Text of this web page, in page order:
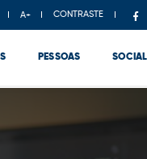
A+ CONTRASTE
PESSOAS SOCIAL